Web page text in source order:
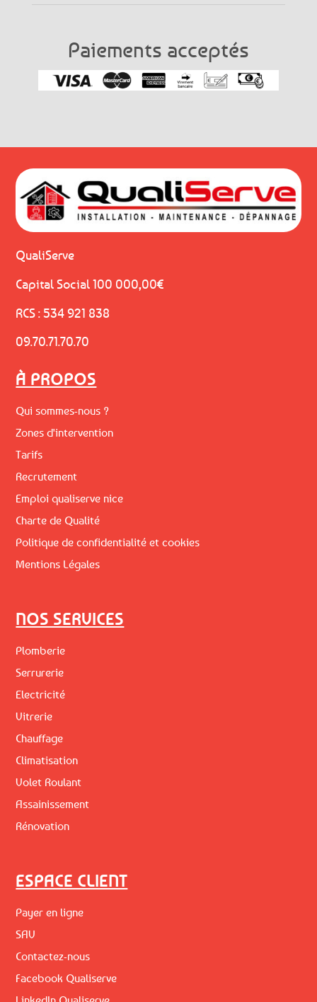
Paiements acceptés
QualiServe
Capital Social 100 000,00€
RCS : 534 921 838
09.70.71.70.70
À PROPOS
Qui sommes-nous ?
Zones d'intervention
Tarifs
Recrutement
Emploi qualiserve nice
Charte de Qualité
Politique de confidentialité et cookies
Mentions Légales
NOS SERVICES
Plomberie
Serrurerie
Electricité
Vitrerie
Chauffage
Climatisation
Volet Roulant
Assainissement
Rénovation
ESPACE CLIENT
Payer en ligne
SAV
Contactez-nous
Facebook Qualiserve